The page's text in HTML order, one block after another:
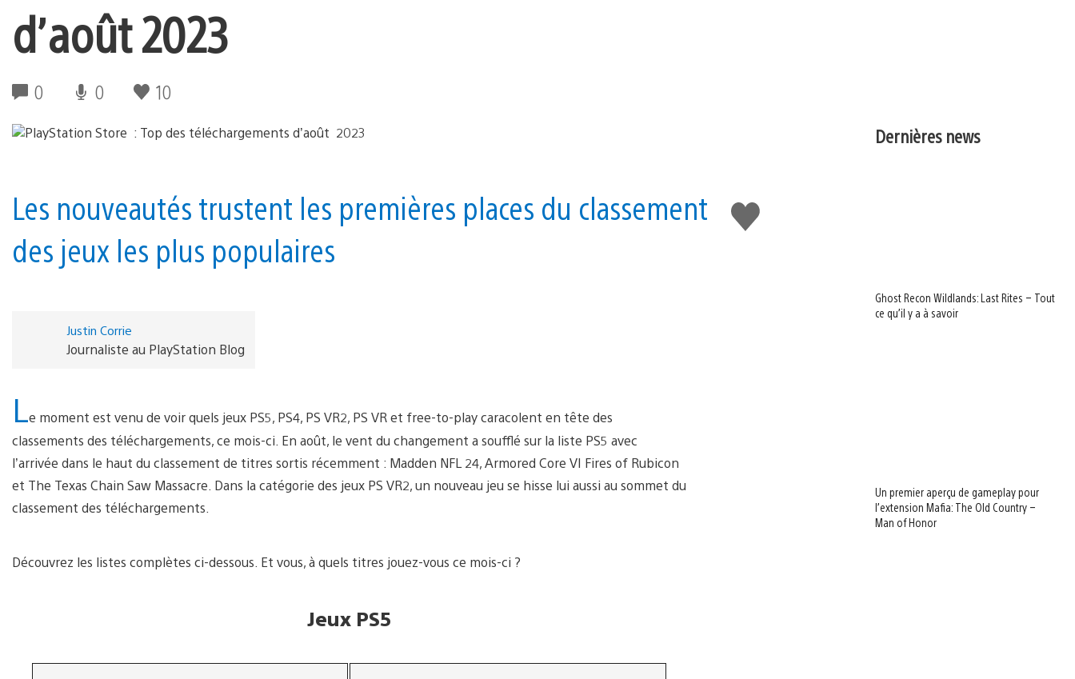
d’août 2023
0 0 10
J'aime
Les nouveautés trustent les premières places du classement
des jeux les plus populaires
Justin Corrie
Journaliste au PlayStation Blog
Le moment est venu de voir quels jeux PS5, PS4, PS VR2, PS VR et free-to-play caracolent en tête des
classements des téléchargements, ce mois-ci. En août, le vent du changement a soufflé sur la liste PS5 avec
l’arrivée dans le haut du classement de titres sortis récemment : Madden NFL 24, Armored Core VI Fires of Rubicon
et The Texas Chain Saw Massacre. Dans la catégorie des jeux PS VR2, un nouveau jeu se hisse lui aussi au sommet du
classement des téléchargements.
Découvrez les listes complètes ci-dessous. Et vous, à quels titres jouez-vous ce mois-ci ?
Jeux PS5
Dernières news
Ghost Recon Wildlands: Last Rites – Tout
ce qu’il y a à savoir
Un premier aperçu de gameplay pour
l’extension Mafia: The Old Country –
Man of Honor